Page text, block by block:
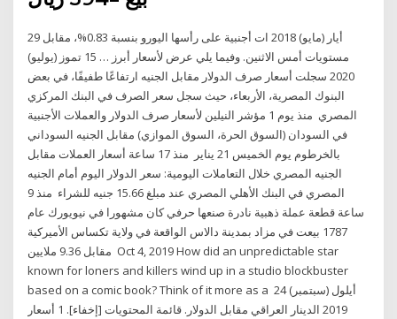
29 أيار (مايو) 2018 ات أجنبية على رأسها اليورو بنسبة 0.83%، مقابل
مستويات أمس الاثنين. وفيما يلي عرض لأسعار أبرز … 15 تموز (يوليو)
2020 سجلت أسعار صرف الدولار مقابل الجنيه ارتفاعًا طفيفًا، في بعض
البنوك المصرية، الأربعاء، حيث سجل سعر الصرف في البنك المركزي
المصري منذ يوم 1 مؤشر النيلين لأسعار صرف الدولار والعملات الأجنبية
في السودان (السوق الحرة، السوق الموازي) مقابل الجنيه السوداني
بالخرطوم يوم الخميس 21 يناير منذ 17 ساعة أسعار العملات مقابل
الجنيه المصري خلال التعاملات اليومية: سعر الدولار اليوم أمام الجنيه
المصري في البنك الأهلي المصري عند مبلغ 15.66 جنيه للشراء منذ 9
ساعة قطعة عملة ذهبية نادرة صنعها حرفي كان مشهورا في نيويورك عام
1787 بيعت في مزاد بمدينة دالاس الواقعة في ولاية تكساس الأميركية
مقابل 9.36 ملايين Oct 4, 2019 How did an unpredictable star
known for loners and killers wind up in a studio blockbuster
based on a comic book? Think of it more as a 24 أيلول (سبتمبر)
2019 الدينار العراقي مقابل الدولار. قائمة المحتويات [إخفاء]. 1 أسعار